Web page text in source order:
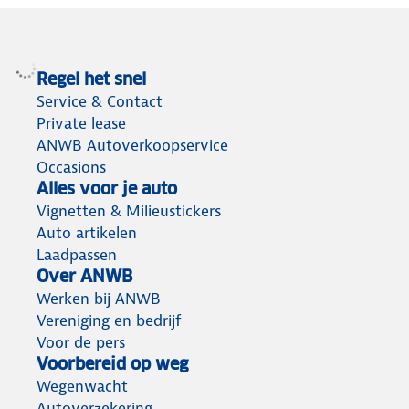
Regel het snel
Service & Contact
Private lease
ANWB Autoverkoopservice
Occasions
Alles voor je auto
Vignetten & Milieustickers
Auto artikelen
Laadpassen
Over ANWB
Werken bij ANWB
Vereniging en bedrijf
Voor de pers
Voorbereid op weg
Wegenwacht